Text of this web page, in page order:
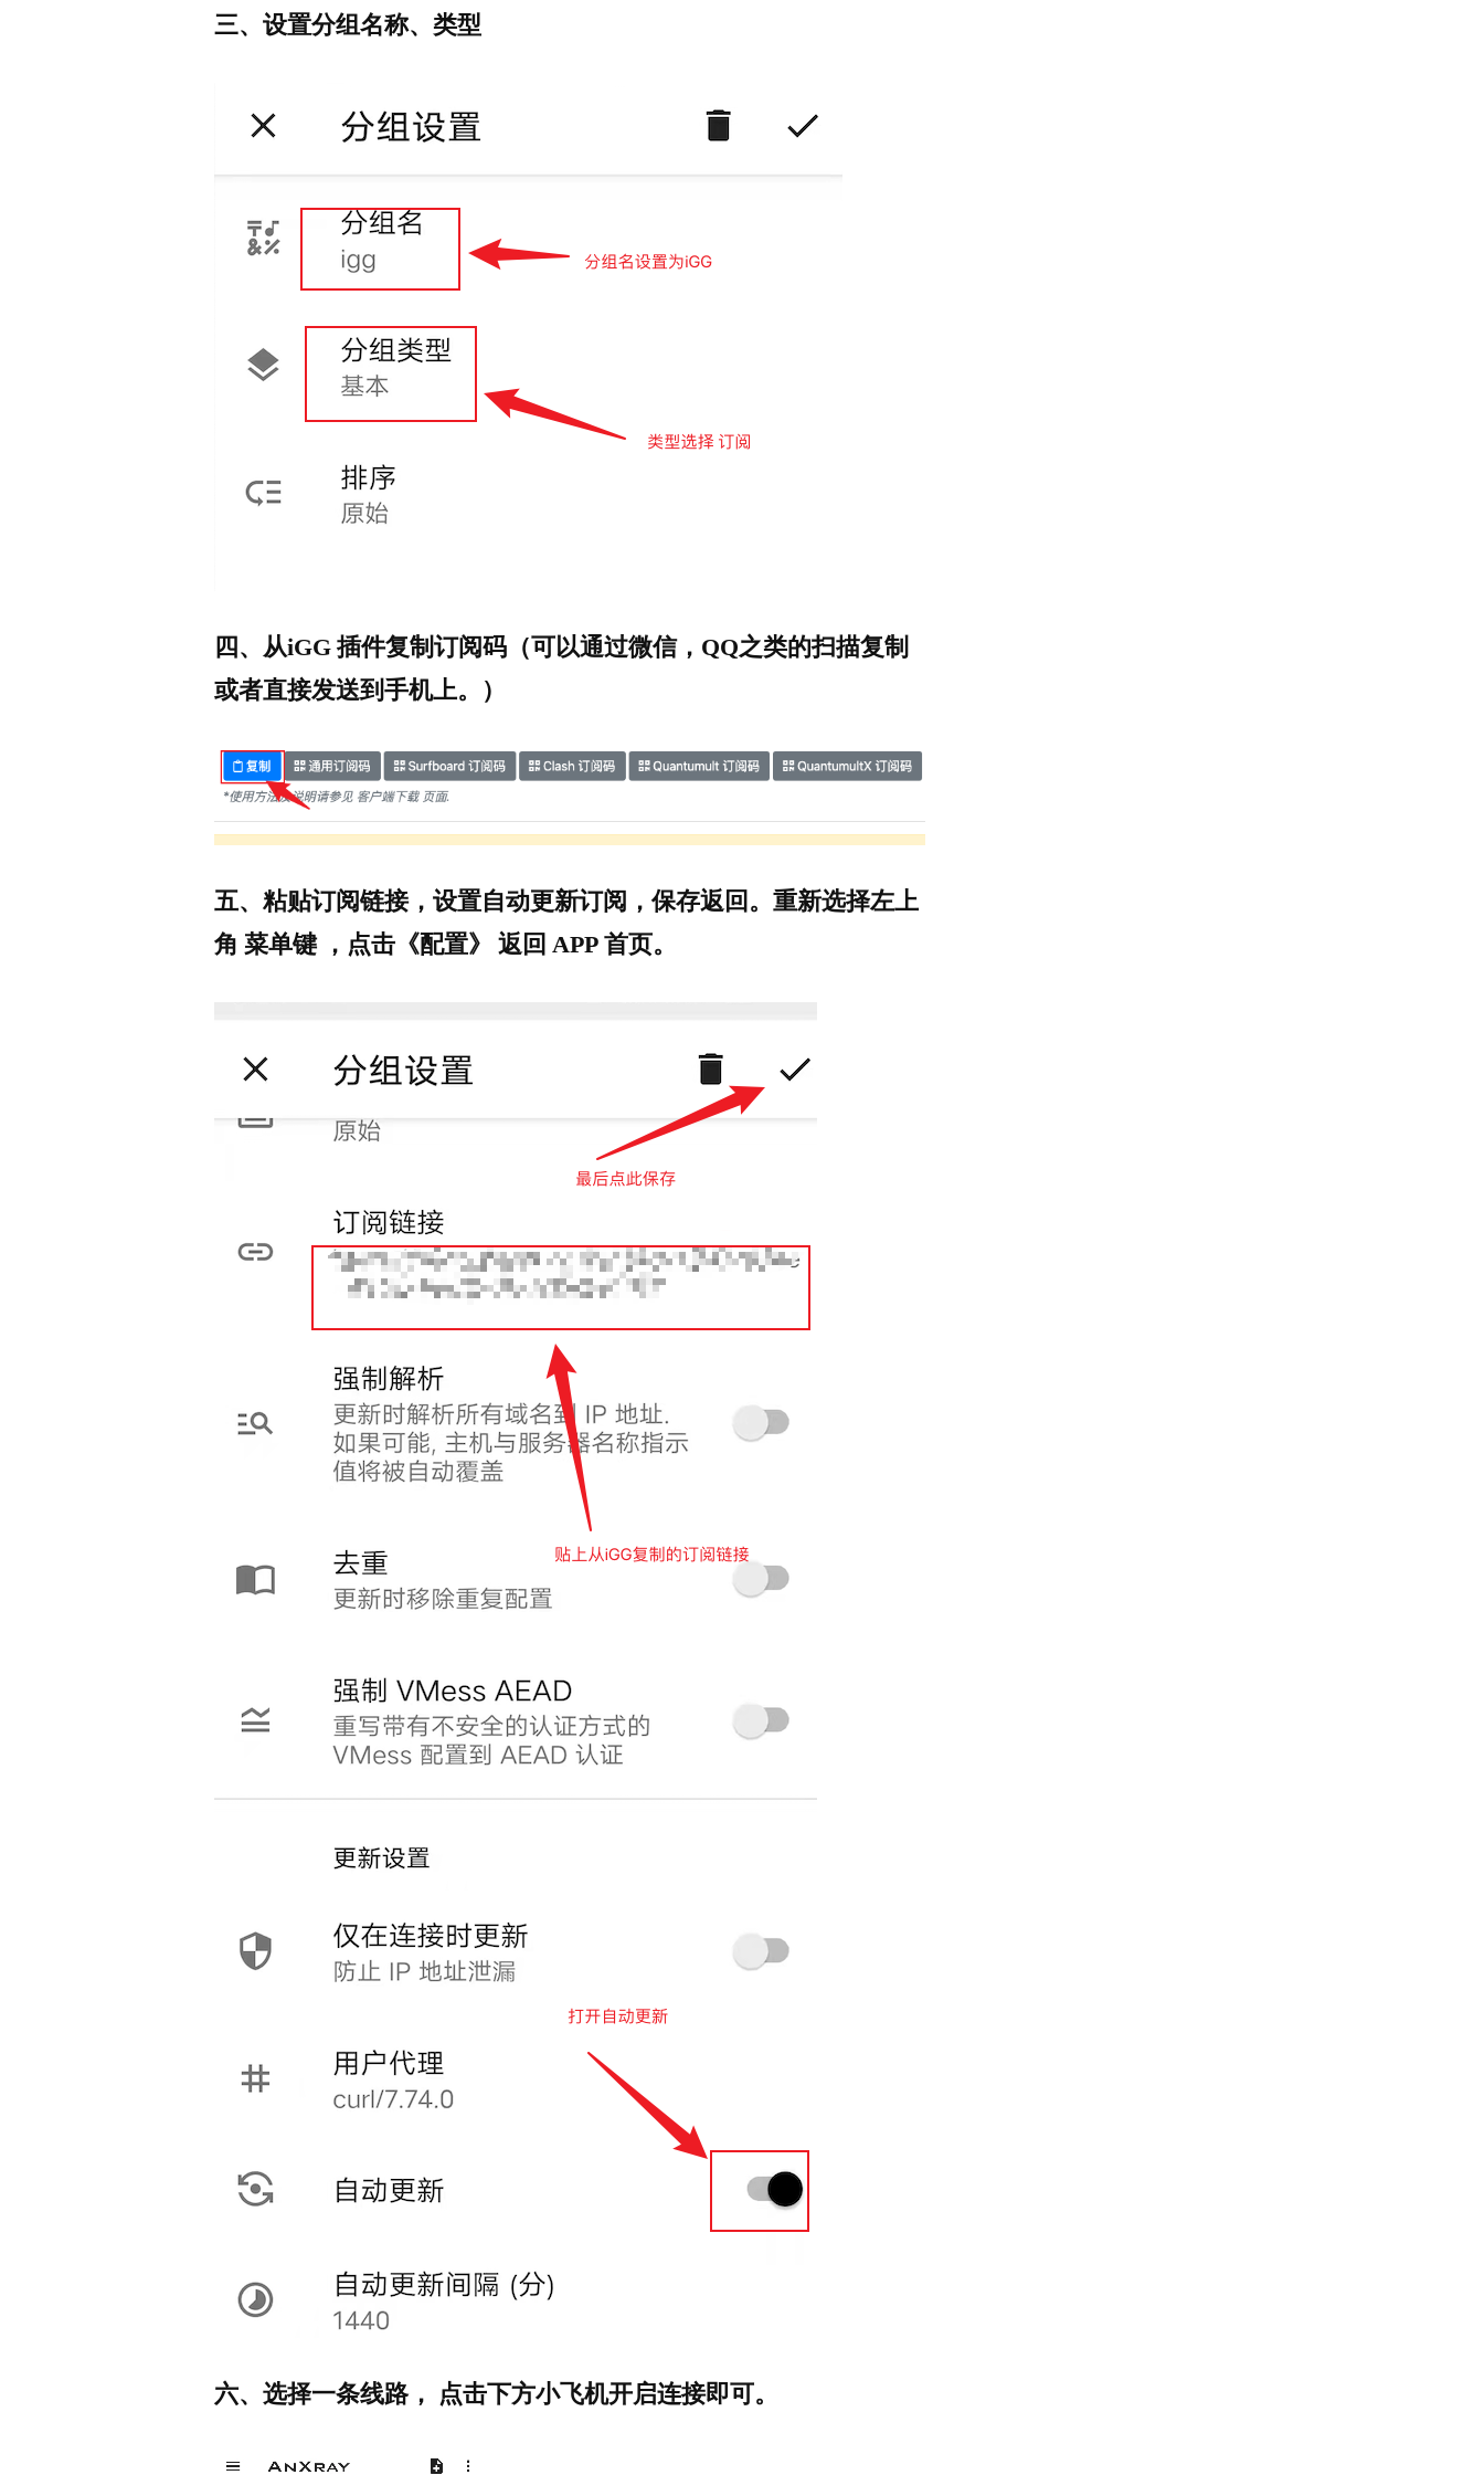
三、设置分组名称、类型
四、从iGG 插件复制订阅码（可以通过微信，QQ之类的扫描复制
或者直接发送到手机上。）
五、粘贴订阅链接，设置自动更新订阅，保存返回。重新选择左上
角 菜单键 ，点击《配置》 返回 APP 首页。
六、选择一条线路， 点击下方小飞机开启连接即可。